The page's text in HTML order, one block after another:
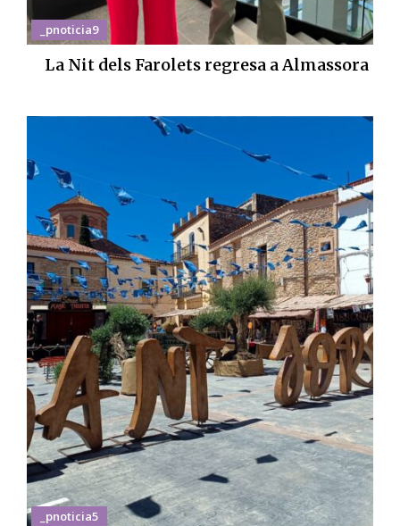
_pnoticia9
La Nit dels Farolets regresa a Almassora
_pnoticia5